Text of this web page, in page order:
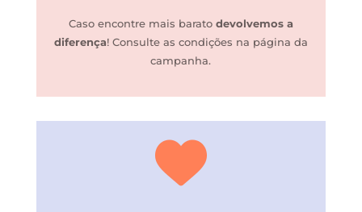
Caso encontre mais barato devolvemos a
diferença! Consulte as condições na página da
campanha.